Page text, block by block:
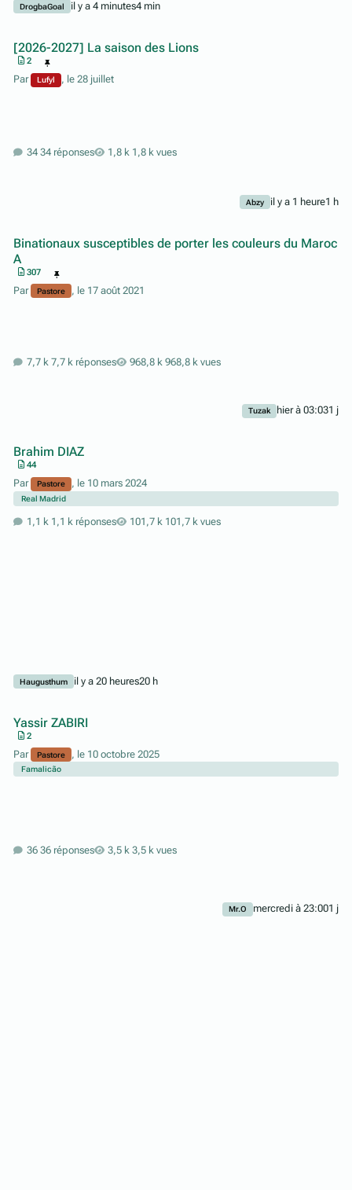
DrogbaGoal il y a 4 minutes4 min
[2026-2027] La saison des Lions
2
Par Lufyl , le 28 juillet
34 réponses 1,8 k vues
Abzy il y a 1 heure1 h
Binationaux susceptibles de porter les couleurs du Maroc
A
307
Par Pastore , le 17 août 2021
7,7 k réponses 968,8 k vues
Tuzak hier à 03:031 j
Brahim DIAZ
44
Par Pastore , le 10 mars 2024
Real Madrid
1,1 k réponses 101,7 k vues
Haugusthum il y a 20 heures20 h
Yassir ZABIRI
2
Par Pastore , le 10 octobre 2025
Famalicão
36 réponses 3,5 k vues
Mr.O mercredi à 23:001 j